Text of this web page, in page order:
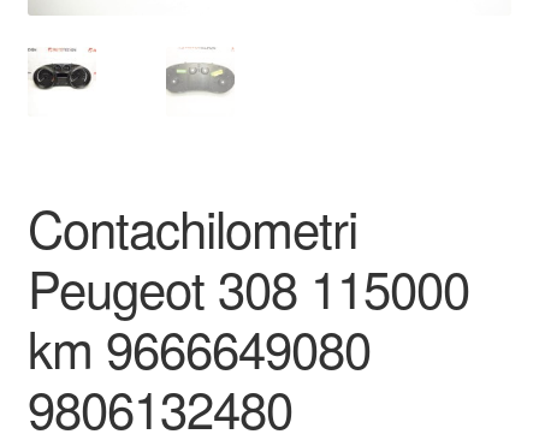
Rimostranza
Spedizione in tutto il mondo
Contachilometri
Peugeot 308 115000
km 9666649080
9806132480